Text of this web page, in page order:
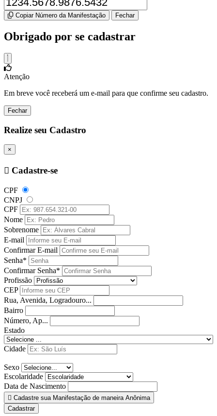
Copiar Número da Manifestação Fechar
Obrigado por se cadastrar
Atenção
Em breve você receberá um e-mail para que confirme seu cadastro.
Fechar
Realize seu Cadastro
×
Cadastre-se
CPF
CNPJ
CPF
Nome
Sobrenome
E-mail
Confirmar E-mail
Senha*
Confirmar Senha*
Profissão
CEP
Rua, Avenida, Logradouro...
Bairro
Número, Ap...
Estado
Cidade
Sexo
Escolaridade
Data de Nascimento
Cadastre sua Manifestação de maneira Anônima
Cadastrar